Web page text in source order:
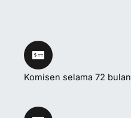
Komisen selama 72 bulan